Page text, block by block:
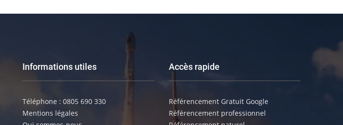
Informations utiles
Téléphone : 0805 690 330
Mentions légales
Accès rapide
Référencement Gratuit Google
Référencement professionnel